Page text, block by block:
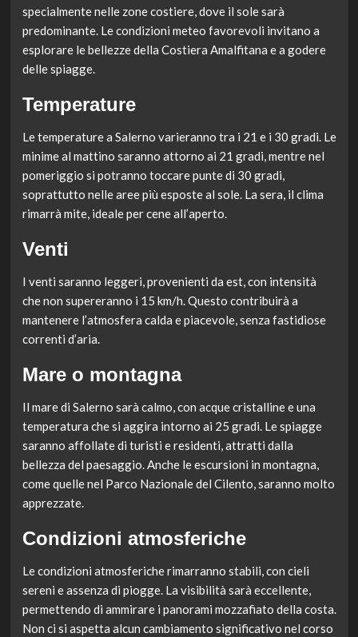
specialmente nelle zone costiere, dove il sole sarà
predominante. Le condizioni meteo favorevoli invitano a
esplorare le bellezze della Costiera Amalfitana e a godere
delle spiagge.
Temperature
Le temperature a Salerno varieranno tra i 21 e i 30 gradi. Le
minime al mattino saranno attorno ai 21 gradi, mentre nel
pomeriggio si potranno toccare punte di 30 gradi,
soprattutto nelle aree più esposte al sole. La sera, il clima
rimarrà mite, ideale per cene all’aperto.
Venti
I venti saranno leggeri, provenienti da est, con intensità
che non supereranno i 15 km/h. Questo contribuirà a
mantenere l’atmosfera calda e piacevole, senza fastidiose
correnti d’aria.
Mare o montagna
Il mare di Salerno sarà calmo, con acque cristalline e una
temperatura che si aggira intorno ai 25 gradi. Le spiagge
saranno affollate di turisti e residenti, attratti dalla
bellezza del paesaggio. Anche le escursioni in montagna,
come quelle nel Parco Nazionale del Cilento, saranno molto
apprezzate.
Condizioni atmosferiche
Le condizioni atmosferiche rimarranno stabili, con cieli
sereni e assenza di piogge. La visibilità sarà eccellente,
permettendo di ammirare i panorami mozzafiato della costa.
Non ci si aspetta alcun cambiamento significativo nel corso